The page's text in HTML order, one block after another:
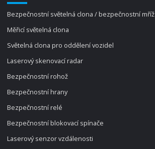
Bezpečnostní světelná clona / bezpečnostní mříž
Měřicí světelná clona
Světelná clona pro oddělení vozidel
Laserový skenovací radar
Bezpečnostní rohož
Bezpečnostní hrany
Bezpečnostní relé
Bezpečnostní blokovací spínače
Laserový senzor vzdálenosti